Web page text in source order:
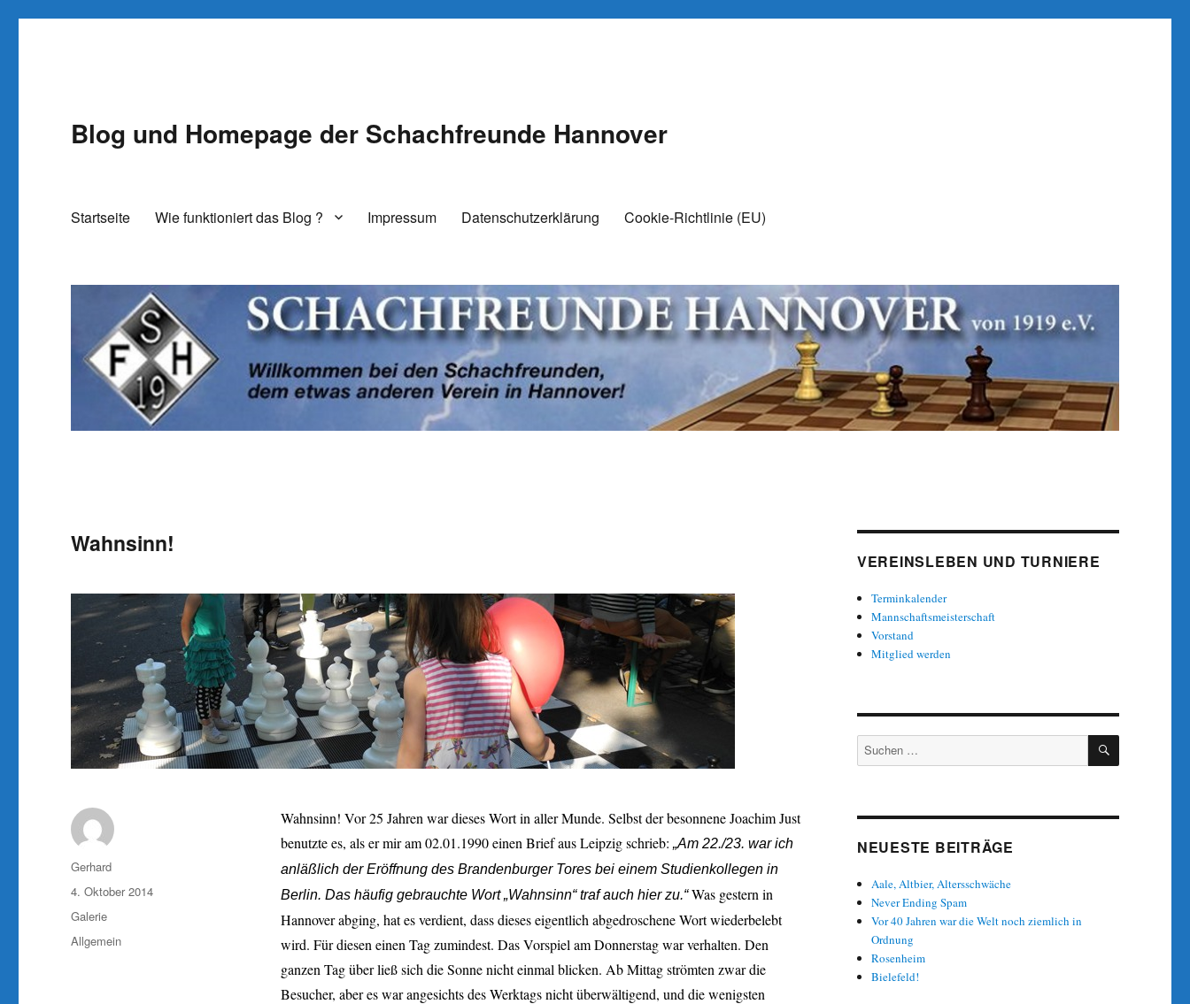
Blog und Homepage der Schachfreunde Hannover
Startseite Wie funktioniert das Blog ? Impressum Datenschutzerklärung Cookie-Richtlinie (EU)
Wahnsinn!
Wahnsinn! Vor 25 Jahren war dieses Wort in aller Munde. Selbst der besonnene Joachim Just
benutzte es, als er mir am 02.01.1990 einen Brief aus Leipzig schrieb: „Am 22./23. war ich
anläßlich der Eröffnung des Brandenburger Tores bei einem Studienkollegen in
Berlin. Das häufig gebrauchte Wort „Wahnsinn“ traf auch hier zu.“Was gestern in
Hannover abging, hat es verdient, dass dieses eigentlich abgedroschene Wort wiederbelebt
wird. Für diesen einen Tag zumindest. Das Vorspiel am Donnerstag war verhalten. Den
ganzen Tag über ließ sich die Sonne nicht einmal blicken. Ab Mittag strömten zwar die
Besucher, aber es war angesichts des Werktags nicht überwältigend, und die wenigsten
Autor
Gerhard
Veröffentlicht
am
4. Oktober 2014
Format
Galerie
Kategorien
Allgemein
VEREINSLEBEN UND TURNIERE
Terminkalender
Mannschaftsmeisterschaft
Vorstand
Mitglied werden
Suche
nach:
SUCHEN
NEUESTE BEITRÄGE
Aale, Altbier, Altersschwäche
Never Ending Spam
Vor 40 Jahren war die Welt noch ziemlich in
Ordnung
Rosenheim
Bielefeld!